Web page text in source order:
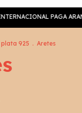
PAGA
925 . Aretes